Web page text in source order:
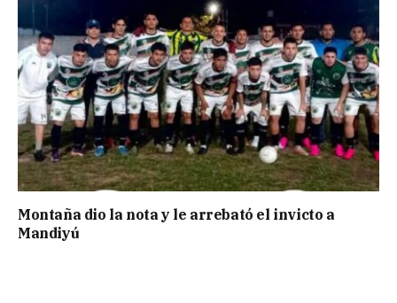
Montaña dio la nota y le arrebató el invicto a
Mandiyú